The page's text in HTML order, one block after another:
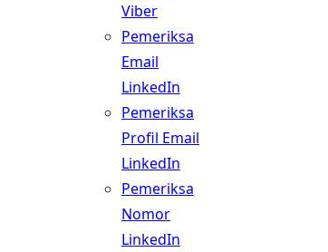
Viber
Pemeriksa
Email
LinkedIn
Pemeriksa
Profil Email
LinkedIn
Pemeriksa
Nomor
LinkedIn